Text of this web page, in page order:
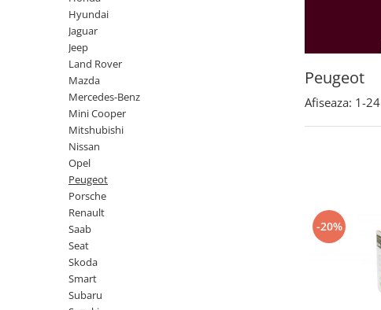
Mercedes-Benz
Mini Cooper
Mitshubishi
Manson schimbator viteze
Alte accesorii
Ornamente
Piese exterior
Senzori parcare dedicati
Grile aerisire
Camere mers inapoi
Capace oglinzi
Tuning auto
Peugeot
Hyundai
Jaguar
Jeep
Land Rover
Mazda
Mercedes-Benz
Mini Cooper
Mitshubishi
Nissan
Opel
Peugeot
Porsche
Renault
Saab
Seat
Skoda
Smart
Subaru
Afiseaza: 1-24
-20%